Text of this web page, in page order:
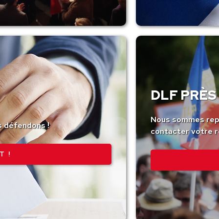
défendons !
!
DLF
Nous sommes
contacter votre